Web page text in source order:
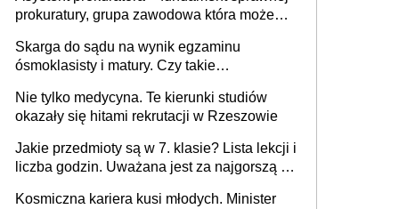
prokuratury, grupa zawodowa która może
Skarga do sądu na wynik egzaminu
ósmoklasisty i matury. Czy takie
Nie tylko medycyna. Te kierunki studiów
okazały się hitami rekrutacji w Rzeszowie
Jakie przedmioty są w 7. klasie? Lista lekcji i
liczba godzin. Uważana jest za najgorszą -
Kosmiczna kariera kusi młodych. Minister